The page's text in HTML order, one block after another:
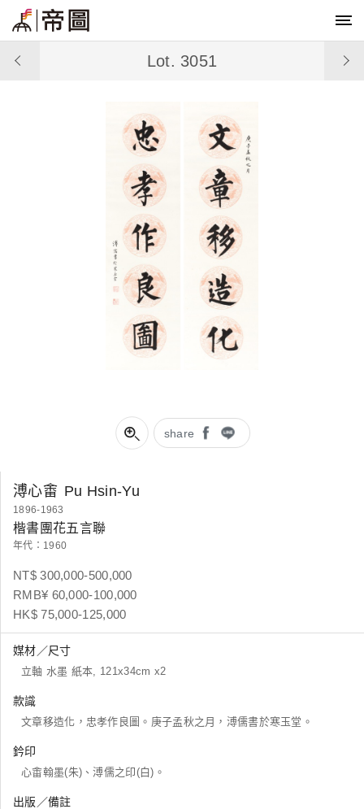
share
Lot. 3051
溥心畬 Pu Hsin-Yu
1896-1963
楷書團花五言聯
年代：1960
NT$ 300,000-500,000
RMB¥ 60,000-100,000
HK$ 75,000-125,000
媒材／尺寸
立軸 水墨 紙本, 121x34cm x2
款識
文章移造化，忠孝作良圖。庚子孟秋之月，溥儒書於寒玉堂。
鈐印
心畬翰墨(朱)、溥儒之印(白)。
出版／備註